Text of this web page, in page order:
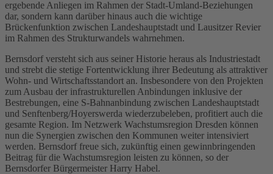
ergebende Anliegen im Rahmen der Stadt-Umland-Beziehungen
dar, sondern kann darüber hinaus auch die wichtige
Brückenfunktion zwischen Landeshauptstadt und Lausitzer Revier
im Rahmen des Strukturwandels wahrnehmen.
Bernsdorf versteht sich aus seiner Historie heraus als Industriestadt
und strebt die stetige Fortentwicklung ihrer Bedeutung als attraktiver
Wohn- und Wirtschaftsstandort an. Insbesondere von den Projekten
zum Ausbau der infrastrukturellen Anbindungen inklusive der
Bestrebungen, eine S-Bahnanbindung zwischen Landeshauptstadt
und Senftenberg/Hoyerswerda wiederzubeleben, profitiert auch die
gesamte Region. Im Netzwerk Wachstumsregion Dresden können
nun die Synergien zwischen den Kommunen weiter intensiviert
werden. Bernsdorf freue sich, zukünftig einen gewinnbringenden
Beitrag für die Wachstumsregion leisten zu können, so der
Bernsdorfer Bürgermeister Harry Habel.